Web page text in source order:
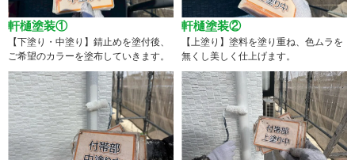
軒樋塗装①
【下塗り・中塗り】錆止めを塗付後、
ご希望のカラーを塗布していきます。
軒樋塗装②
【上塗り】塗料を塗り重ね、色ムラを
無くし美しく仕上げます。